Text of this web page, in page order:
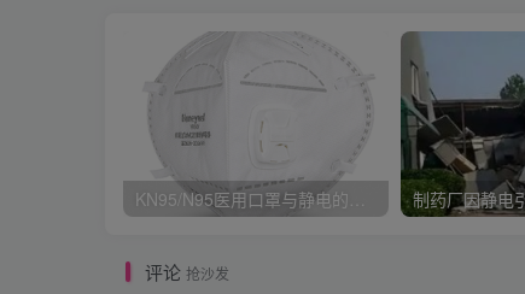
评论 抢沙发